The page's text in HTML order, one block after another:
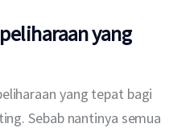
yang
yang tepat bagi
Sebab nantinya semua